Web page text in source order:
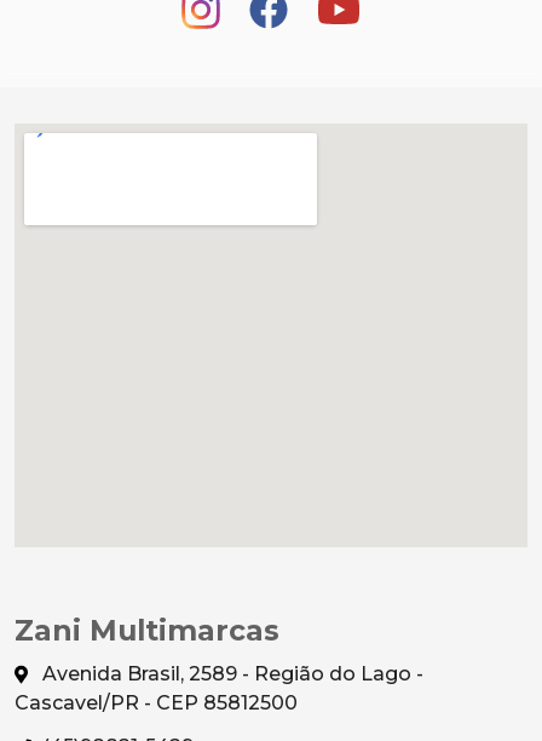
Zani Multimarcas
Avenida Brasil, 2589 - Região do Lago -
Cascavel/PR - CEP 85812500